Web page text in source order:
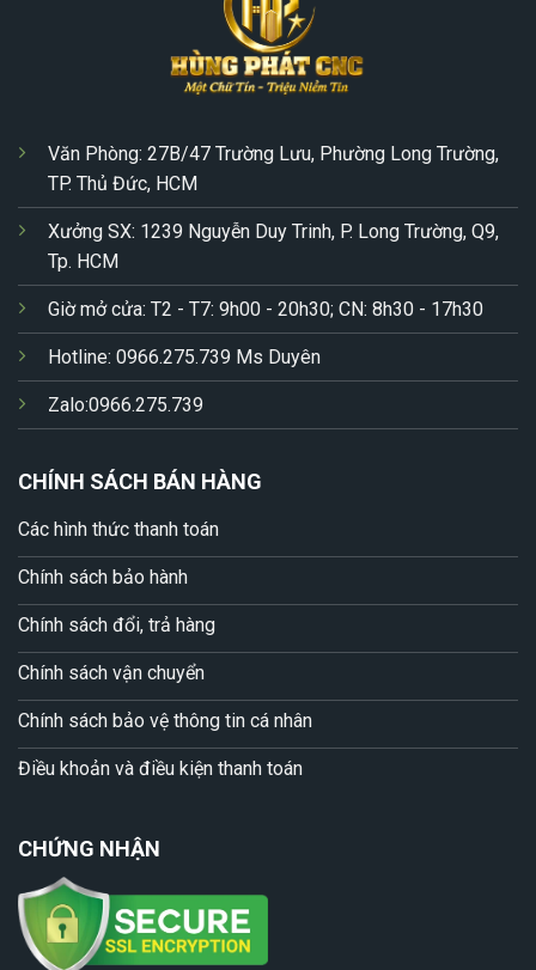
Văn Phòng: 27B/47 Trường Lưu, Phường Long Trường,
TP. Thủ Đức, HCM
Xưởng SX: 1239 Nguyễn Duy Trinh, P. Long Trường, Q9,
Tp. HCM
Giờ mở cửa: T2 - T7: 9h00 - 20h30; CN: 8h30 - 17h30
Hotline: 0966.275.739 Ms Duyên
Zalo:0966.275.739
CHÍNH SÁCH BÁN HÀNG
Các hình thức thanh toán
Chính sách bảo hành
Chính sách đổi, trả hàng
Chính sách vận chuyển
Chính sách bảo vệ thông tin cá nhân
Điều khoản và điều kiện thanh toán
CHỨNG NHẬN